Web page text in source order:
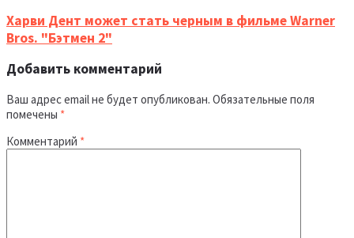
Харви Дент может стать черным в фильме Warner
Bros. "Бэтмен 2"
Добавить комментарий
Ваш адрес email не будет опубликован. Обязательные поля
помечены *
Комментарий *